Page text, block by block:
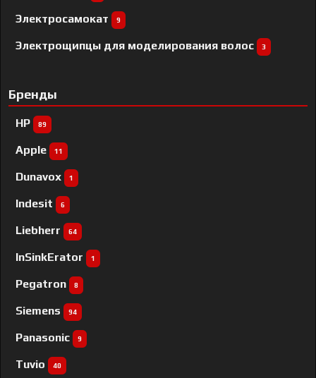
Электросамокат 9
Электрощипцы для моделирования волос 3
Бренды
HP 89
Apple 11
Dunavox 1
Indesit 6
Liebherr 64
InSinkErator 1
Pegatron 8
Siemens 94
Panasonic 9
Tuvio 40